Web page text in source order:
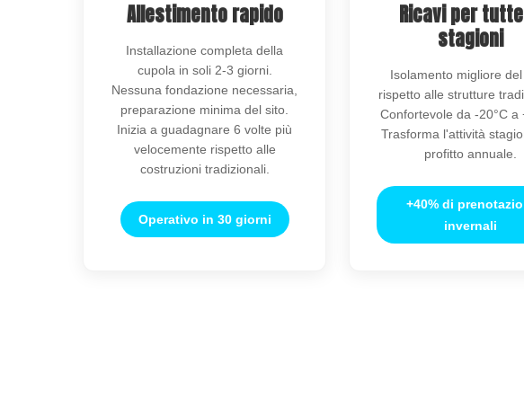
Allestimento rapido
Installazione completa della
cupola in soli 2-3 giorni.
Nessuna fondazione necessaria,
preparazione minima del sito.
Inizia a guadagnare 6 volte più
velocemente rispetto alle
costruzioni tradizionali.
Operativo in 30 giorni
Ricavi per
stagioni
Isolamento migliore
rispetto alle strutture
Confortevole da -20°C a
Trasforma l'attività
profitto annuale.
+40% di
invernali